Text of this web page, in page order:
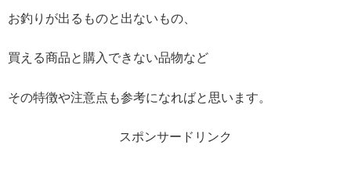
お釣りが出るものと出ないもの、
買える商品と購入できない品物など
その特徴や注意点も参考になればと思います。
スポンサードリンク